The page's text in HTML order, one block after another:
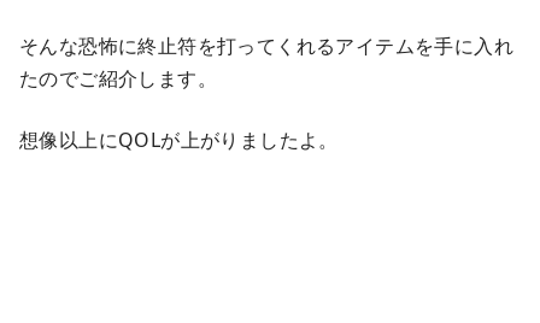
そんな恐怖に終止符を打ってくれるアイテムを手に入れ
たのでご紹介します。
想像以上にQOLが上がりましたよ。